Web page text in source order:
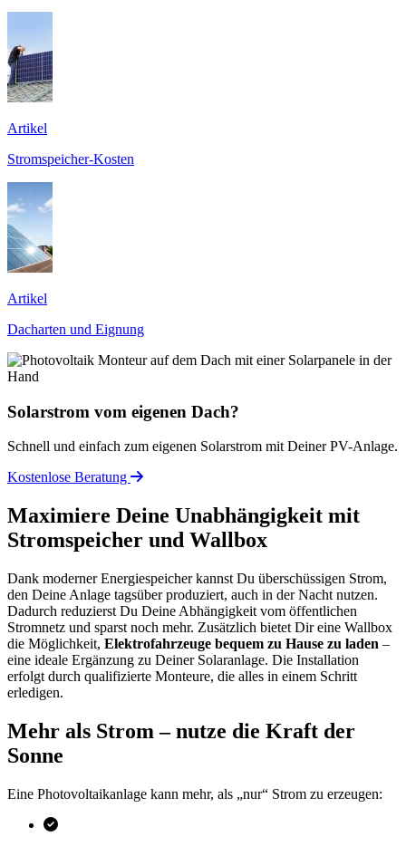
Artikel
Stromspeicher-Kosten
Artikel
Dacharten und Eignung
Solarstrom vom eigenen Dach?
Schnell und einfach zum eigenen Solarstrom mit Deiner PV-Anlage.
Kostenlose Beratung
Maximiere Deine Unabhängigkeit mit
Stromspeicher und Wallbox
Dank moderner Energiespeicher kannst Du überschüssigen Strom,
den Deine Anlage tagsüber produziert, auch in der Nacht nutzen.
Dadurch reduzierst Du Deine Abhängigkeit vom öffentlichen
Stromnetz und sparst noch mehr. Zusätzlich bietet Dir eine Wallbox
die Möglichkeit, Elektrofahrzeuge bequem zu Hause zu laden –
eine ideale Ergänzung zu Deiner Solaranlage. Die Installation
erfolgt durch qualifizierte Monteure, die alles in einem Schritt
erledigen.
Mehr als Strom – nutze die Kraft der
Sonne
Eine Photovoltaikanlage kann mehr, als „nur“ Strom zu erzeugen: